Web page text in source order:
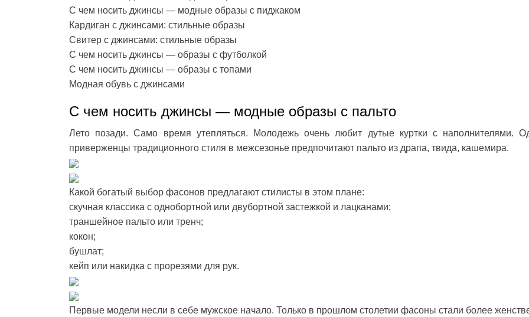
С чем носить джинсы — модные образы с пиджаком
Кардиган с джинсами: стильные образы
Свитер с джинсами: стильные образы
С чем носить джинсы — образы с футболкой
С чем носить джинсы — образы с топами
Модная обувь с джинсами
С чем носить джинсы — модные образы с пальто
Лето позади. Само время утепляться. Молодежь очень любит дутые куртки с наполнителями.
приверженцы традиционного стиля в межсезонье предпочитают пальто из драпа, твида, кашемира.
Какой богатый выбор фасонов предлагают стилисты в этом плане:
скучная классика с однобортной или двубортной застежкой и лацканами;
траншейное пальто или тренч;
кокон;
бушлат;
кейп или накидка с прорезями для рук.
Первые модели несли в себе мужское начало. Только в прошлом столетии фасоны стали более